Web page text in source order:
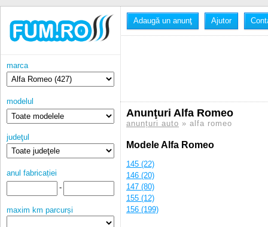
marca
modelul
judeţul
anul fabricației
-
maxim km parcurși
Adaugă un anunţ Ajutor
Anunţuri Alfa Romeo
anunțuri auto » alfa romeo
Modele Alfa Romeo
145 (22)
146 (20)
147 (80)
155 (12)
156 (199)